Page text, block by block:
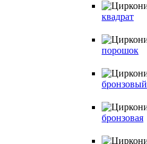
квадрат
порошок
бронзовый
бронзовая